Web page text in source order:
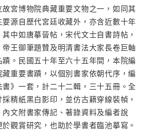
宮博物院典藏重要文物之一，如同其
源自歷代宮廷收藏外，亦含近數十年
中如唐摹晉帖，宋代文士自書詩帖，
王御筆題贊及明清書法大家長卷巨軸
。民國五十年至六十五年間，本院編
重要書蹟，以個別書家依朝代序，編
》一套，計二十二輯，三十五冊。全
精紙黑白影印，並仿古籍穿線裝幀，
文附書家傳記、著錄資料及編者說
觀賞研究，也助於學書者臨池摹寫。